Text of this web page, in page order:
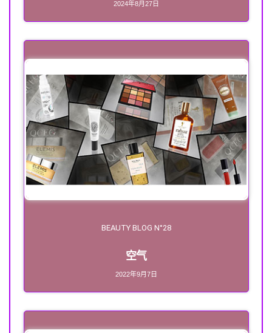
2024年8月27日
BEAUTY BLOG N°28
空气
2022年9月7日